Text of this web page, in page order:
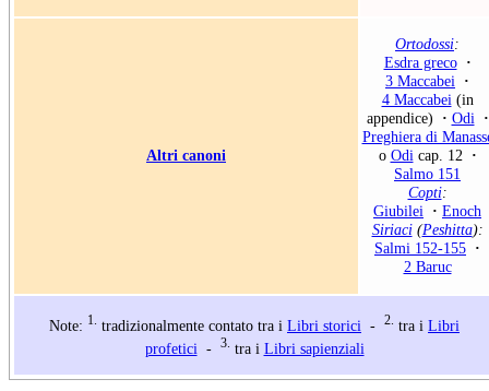
Altri canoni
Ortodossi:
Esdra greco ·
3 Maccabei ·
4 Maccabei(in
appendice)
· Odi ·
Preghiera di
o Odicap. 12 ·
Salmo 151
Copti:
Giubilei · Enoch
Siriaci(Peshitta):
Salmi 152-155 ·
2 Baruc
Note: 1. tradizionalmente contato tra i Libri storici - 2. tra i Libri
profetici - 3. tra i Libri sapienziali